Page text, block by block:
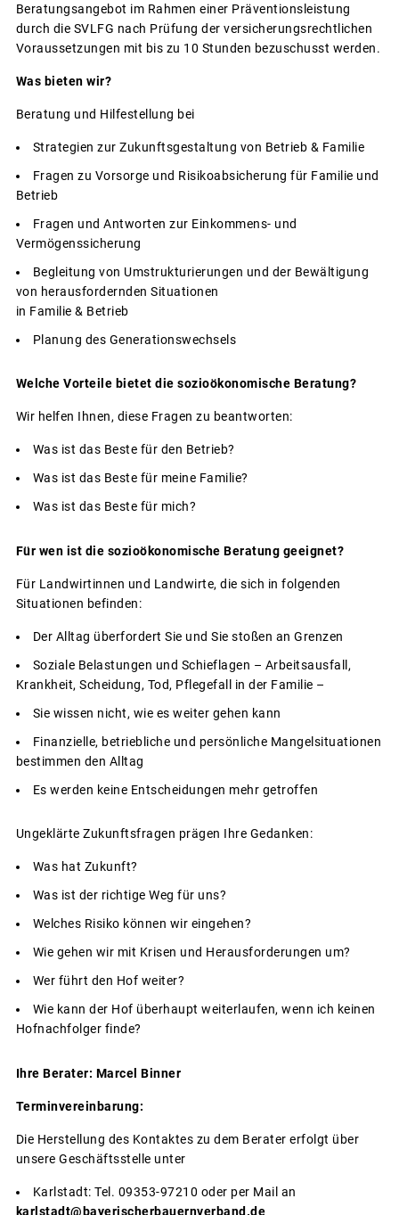
Beratungsangebot im Rahmen einer Präventionsleistung
durch die SVLFG nach Prüfung der versicherungsrechtlichen
Voraussetzungen mit bis zu 10 Stunden bezuschusst werden.
Was bieten wir?
Beratung und Hilfestellung bei
Strategien zur Zukunftsgestaltung von Betrieb & Familie
Fragen zu Vorsorge und Risikoabsicherung für Familie und
Betrieb
Fragen und Antworten zur Einkommens- und
Vermögenssicherung
Begleitung von Umstrukturierungen und der Bewältigung
von herausfordernden Situationen
in Familie & Betrieb
Planung des Generationswechsels
Welche Vorteile bietet die sozioökonomische Beratung?
Wir helfen Ihnen, diese Fragen zu beantworten:
Was ist das Beste für den Betrieb?
Was ist das Beste für meine Familie?
Was ist das Beste für mich?
Für wen ist die sozioökonomische Beratung geeignet?
Für Landwirtinnen und Landwirte, die sich in folgenden
Situationen befinden:
Der Alltag überfordert Sie und Sie stoßen an Grenzen
Soziale Belastungen und Schieflagen – Arbeitsausfall,
Krankheit, Scheidung, Tod, Pflegefall in der Familie –
Sie wissen nicht, wie es weiter gehen kann
Finanzielle, betriebliche und persönliche Mangelsituationen
bestimmen den Alltag
Es werden keine Entscheidungen mehr getroffen
Ungeklärte Zukunftsfragen prägen Ihre Gedanken:
Was hat Zukunft?
Was ist der richtige Weg für uns?
Welches Risiko können wir eingehen?
Wie gehen wir mit Krisen und Herausforderungen um?
Wer führt den Hof weiter?
Wie kann der Hof überhaupt weiterlaufen, wenn ich keinen
Hofnachfolger finde?
Ihre Berater: Marcel Binner
Terminvereinbarung:
Die Herstellung des Kontaktes zu dem Berater erfolgt über
unsere Geschäftsstelle unter
Karlstadt: Tel. 09353-97210 oder per Mail an
karlstadt@bayerischerbauernverband.de